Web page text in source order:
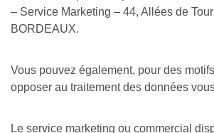
– Service Marketing – 44, Allées de
BORDEAUX.
Vous pouvez également, pour des
opposer au traitement des données
Le service marketing ou commercial